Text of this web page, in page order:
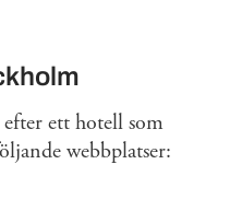
ett hotell som
webbplatser: